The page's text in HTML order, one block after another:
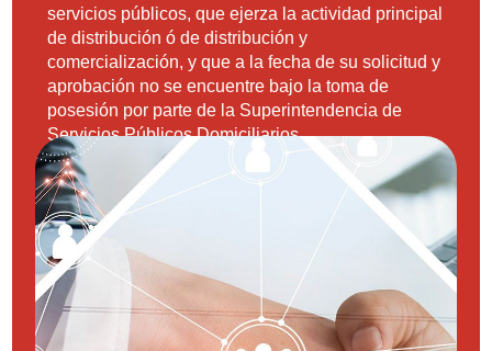
servicios públicos, que ejerza la actividad principal
de distribución ó de distribución y
comercialización, y que a la fecha de su solicitud y
aprobación no se encuentre bajo la toma de
posesión por parte de la Superintendencia de
Servicios Públicos Domiciliarios.